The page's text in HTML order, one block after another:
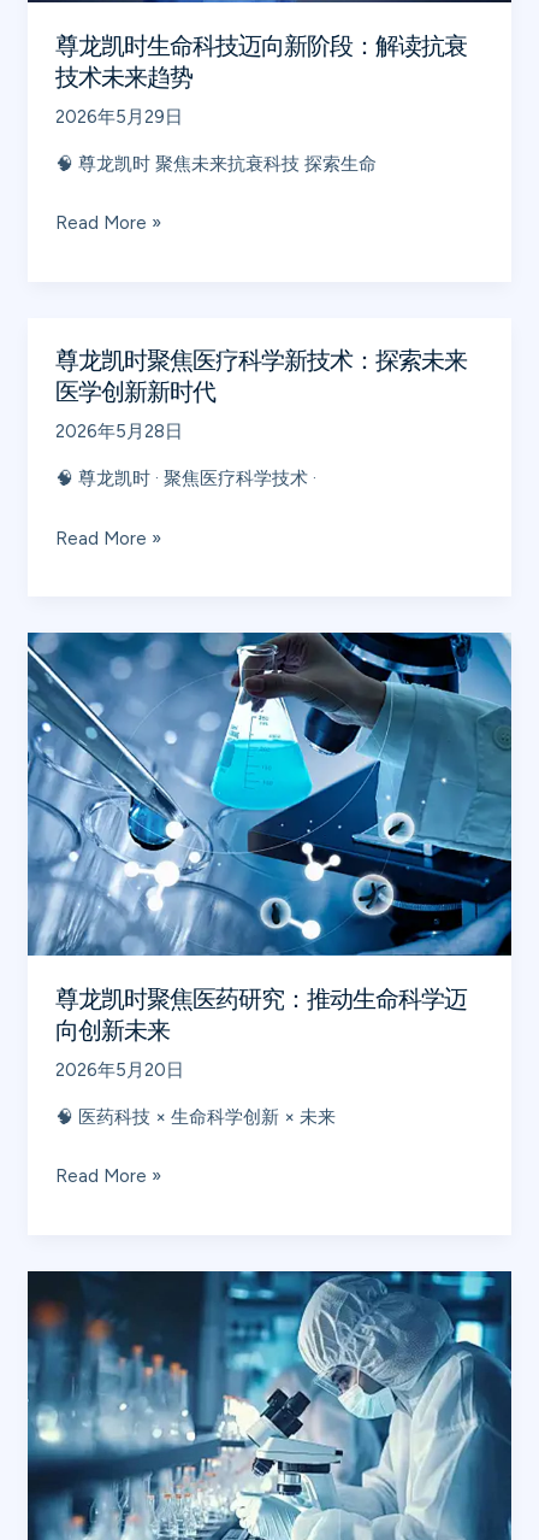
尊龙凯时生命科技迈向新阶段：解读抗衰
技术未来趋势
2026年5月29日
🧠 尊龙凯时 聚焦未来抗衰科技 探索生命
阶
段：
解
读
衰
来
趋
Read More »
尊龙凯时聚焦医疗科学新技术：探索未来
医学创新新时代
2026年5月28日
🧠 尊龙凯时 · 聚焦医疗科学技术 ·
尊
龙
凯
聚
学
新
技
术：
探
索
未
来
医
学
新
新
时
代
Read More »
尊龙凯时聚焦医药研究：推动生命科学迈
向创新未来
2026年5月20日
🧠 医药科技 × 生命科学创新 × 未来
尊
龙
时
聚
焦
医
药
研
究：
动
生
命
科
迈
未
来
Read More »
龙
凯
关
注
疗